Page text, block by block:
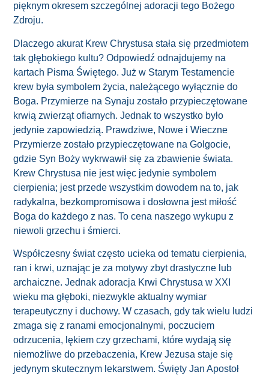
pięknym okresem szczególnej adoracji tego Bożego
Zdroju.
Dlaczego akurat Krew Chrystusa stała się przedmiotem
tak głębokiego kultu? Odpowiedź odnajdujemy na
kartach Pisma Świętego. Już w Starym Testamencie
krew była symbolem życia, należącego wyłącznie do
Boga. Przymierze na Synaju zostało przypieczętowane
krwią zwierząt ofiarnych. Jednak to wszystko było
jedynie zapowiedzią. Prawdziwe, Nowe i Wieczne
Przymierze zostało przypieczętowane na Golgocie,
gdzie Syn Boży wykrwawił się za zbawienie świata.
Krew Chrystusa nie jest więc jedynie symbolem
cierpienia; jest przede wszystkim dowodem na to, jak
radykalna, bezkompromisowa i dosłowna jest miłość
Boga do każdego z nas. To cena naszego wykupu z
niewoli grzechu i śmierci.
Współczesny świat często ucieka od tematu cierpienia,
ran i krwi, uznając je za motywy zbyt drastyczne lub
archaiczne. Jednak adoracja Krwi Chrystusa w XXI
wieku ma głęboki, niezwykle aktualny wymiar
terapeutyczny i duchowy. W czasach, gdy tak wielu ludzi
zmaga się z ranami emocjonalnymi, poczuciem
odrzucenia, lękiem czy grzechami, które wydają się
niemożliwe do przebaczenia, Krew Jezusa staje się
jedynym skutecznym lekarstwem. Święty Jan Apostoł